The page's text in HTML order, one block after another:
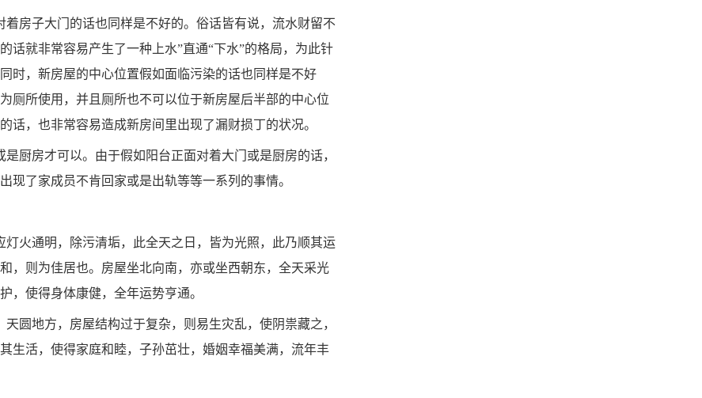
房子大门的话也同样是不好的。俗话皆有说，流水财留不
话就非常容易产生了一种上水”直通“下水”的格局，为此针
时，新房屋的中心位置假如面临污染的话也同样是不好
厕所使用，并且厕所也不可以位于新房屋后半部的中心位
话，也非常容易造成新房间里出现了漏财损丁的状况。
厨房才可以。由于假如阳台正面对着大门或是厨房的话，
现了家成员不肯回家或是出轨等等一系列的事情。
火通明，除污清垢，此全天之日，皆为光照，此乃顺其运
，则为佳居也。房屋坐北向南，亦或坐西朝东，全天采光
，使得身体康健，全年运势亨通。
圆地方，房屋结构过于复杂，则易生灾乱，使阴祟藏之，
生活，使得家庭和睦，子孙茁壮，婚姻幸福美满，流年丰